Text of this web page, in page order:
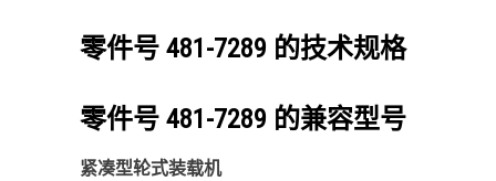
零件号 481-7289 的技术规格
零件号 481-7289 的兼容型号
紧凑型轮式装载机